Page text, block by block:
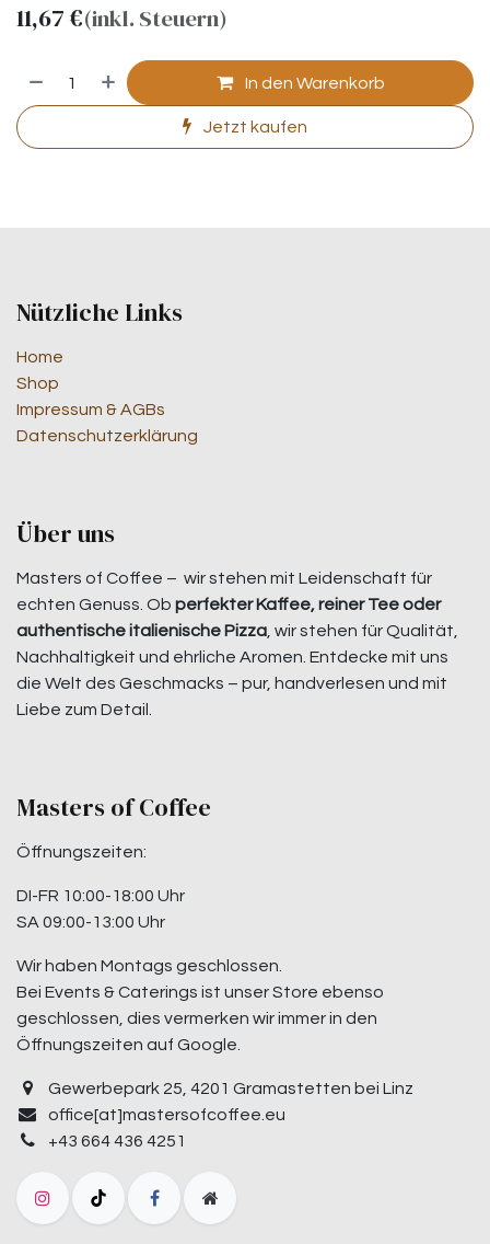
11,67 €(inkl. Steuern)
In den Warenkorb
Jetzt kaufen
Nützliche Links
Home
Shop
Impressum & AGBs
Datenschutzerklärung
Über uns
Masters of Coffee – wir stehen mit Leidenschaft für
echten Genuss. Ob perfekter Kaffee, reiner Tee oder
authentische italienische Pizza , wir stehen für Qualität,
Nachhaltigkeit und ehrliche Aromen. Entdecke mit uns
die Welt des Geschmacks – pur, handverlesen und mit
Liebe zum Detail.
Masters of Coffee
Öffnungszeiten:
DI-FR 10:00-18:00 Uhr
SA 09:00-13:00 Uhr
Wir haben Montags geschlossen.
Bei Events & Caterings ist unser Store ebenso
geschlossen, dies vermerken wir immer in den
Öffnungszeiten auf Google.
Gewerbepark 25, 4201 Gramastetten bei Linz
office[at]mastersofcoffee.eu
+43 664 436 4251